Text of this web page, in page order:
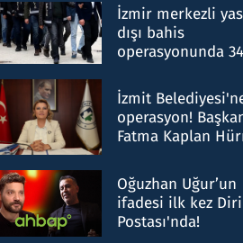
hakkında gözaltı
İzmir merkezli
dışı bahis
operasyonunda 34
Milyar liralık para
trafiği tespit
İzmit
operasyon!
Fatma Kaplan
Oğuzhan Uğur’un
ifadesi ilk kez
Postası'nda!